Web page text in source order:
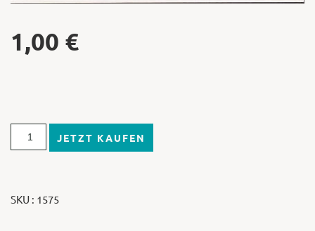
1,00 €
JETZT KAUFEN
SKU : 1575